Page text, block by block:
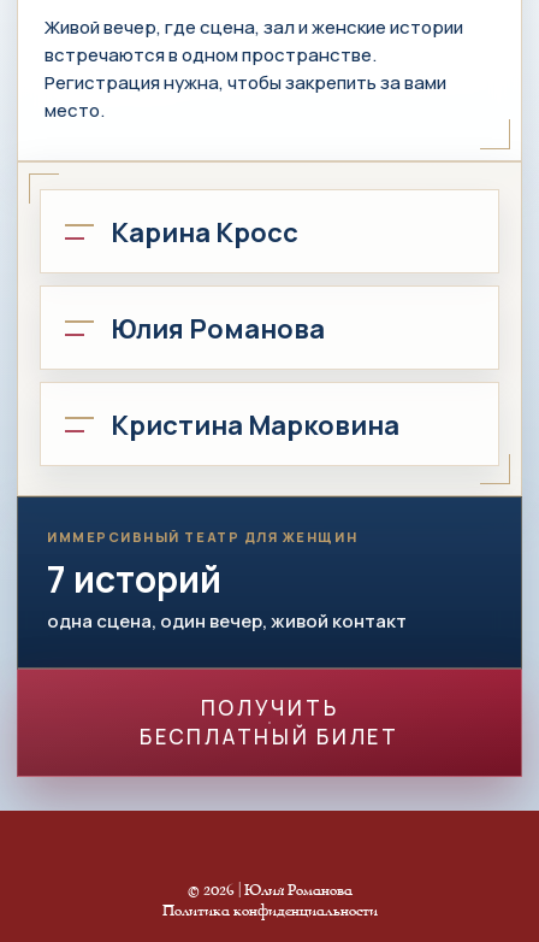
Живой вечер, где сцена, зал и женские истории
встречаются в одном пространстве.
Регистрация нужна, чтобы закрепить за вами
место.
Карина Кросс
Юлия Романова
Кристина Марковина
ИММЕРСИВНЫЙ ТЕАТР ДЛЯ ЖЕНЩИН
7 историй
одна сцена, один вечер, живой контакт
ПОЛУЧИТЬ
БЕСПЛАТНЫЙ БИЛЕТ
© 2026 | Юлия Романова
Политика конфиденциальности